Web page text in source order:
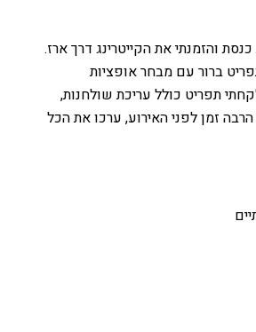
והזמנתי את הקייטרינג דרך ארז.
ברור עם מבחר אופציות
תפריט כולל עריכת שולחנות,
זמן לפני האירוע, ערכו את הכל